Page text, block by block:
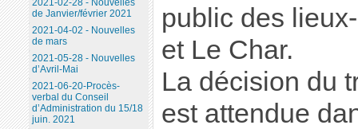
public des
et Le Char.
La décision du
est attendue
2021-02-28 - Nouvelles
de Janvier/février 2021
2021-04-02 - Nouvelles
de mars
2021-05-28 - Nouvelles
d’Avril-Mai
2021-06-20-Procès-
verbal du Conseil
d’Administration du 15/18
juin. 2021